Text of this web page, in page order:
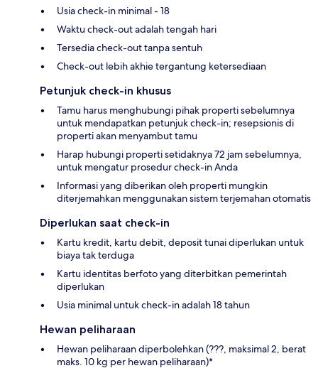
Usia check-in minimal - 18
Waktu check-out adalah tengah hari
Tersedia check-out tanpa sentuh
Check-out lebih akhie tergantung ketersediaan
Petunjuk check-in khusus
Tamu harus menghubungi pihak properti sebelumnya
untuk mendapatkan petunjuk check-in; resepsionis di
properti akan menyambut tamu
Harap hubungi properti setidaknya 72 jam sebelumnya,
untuk mengatur prosedur check-in Anda
Informasi yang diberikan oleh properti mungkin
diterjemahkan menggunakan sistem terjemahan otomatis
Diperlukan saat check-in
Kartu kredit, kartu debit, deposit tunai diperlukan untuk
biaya tak terduga
Kartu identitas berfoto yang diterbitkan pemerintah
diperlukan
Usia minimal untuk check-in adalah 18 tahun
Hewan peliharaan
Hewan peliharaan diperbolehkan (???, maksimal 2, berat
maks. 10 kg per hewan peliharaan)*